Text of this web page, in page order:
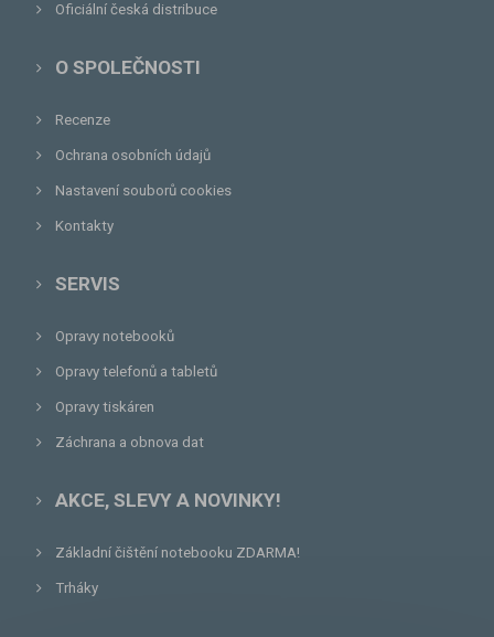
Oficiální česká distribuce
O SPOLEČNOSTI
Recenze
Ochrana osobních údajů
Nastavení souborů cookies
Kontakty
SERVIS
Opravy notebooků
Opravy telefonů a tabletů
Opravy tiskáren
Záchrana a obnova dat
AKCE, SLEVY A NOVINKY!
Základní čištění notebooku ZDARMA!
Trháky